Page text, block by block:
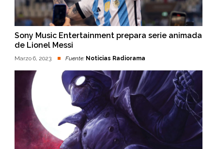
Sony Music Entertainment prepara serie animada
de Lionel Messi
Marzo 6, 2023 Fuente: Noticias Radiorama